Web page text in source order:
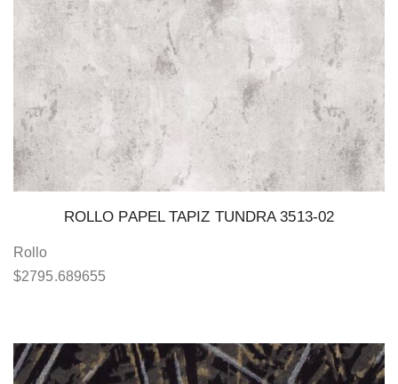
ROLLO PAPEL TAPIZ TUNDRA 3513-02
Rollo
$2795.689655